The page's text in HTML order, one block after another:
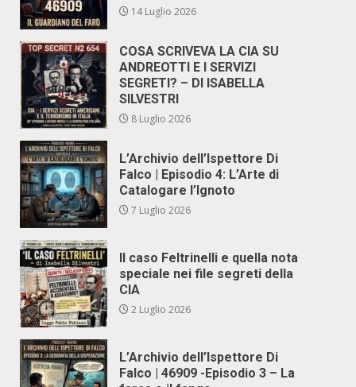
14 Luglio 2026
COSA SCRIVEVA LA CIA SU
ANDREOTTI E I SERVIZI
SEGRETI? – DI ISABELLA
SILVESTRI
8 Luglio 2026
L’Archivio dell’Ispettore Di
Falco | Episodio 4: L’Arte di
Catalogare l’Ignoto
7 Luglio 2026
Il caso Feltrinelli e quella nota
speciale nei file segreti della
CIA
2 Luglio 2026
L’Archivio dell’Ispettore Di
Falco | 46909 -Episodio 3 – La